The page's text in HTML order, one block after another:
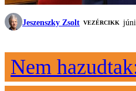
Jeszenszky Zsolt VEZÉRCIKK
Nem